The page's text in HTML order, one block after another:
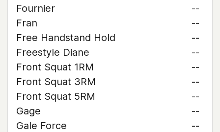
Fournier
--
Fran
--
Free Handstand Hold
--
Freestyle Diane
--
Front Squat 1RM
--
Front Squat 3RM
--
Front Squat 5RM
--
Gage
--
Gale Force
--